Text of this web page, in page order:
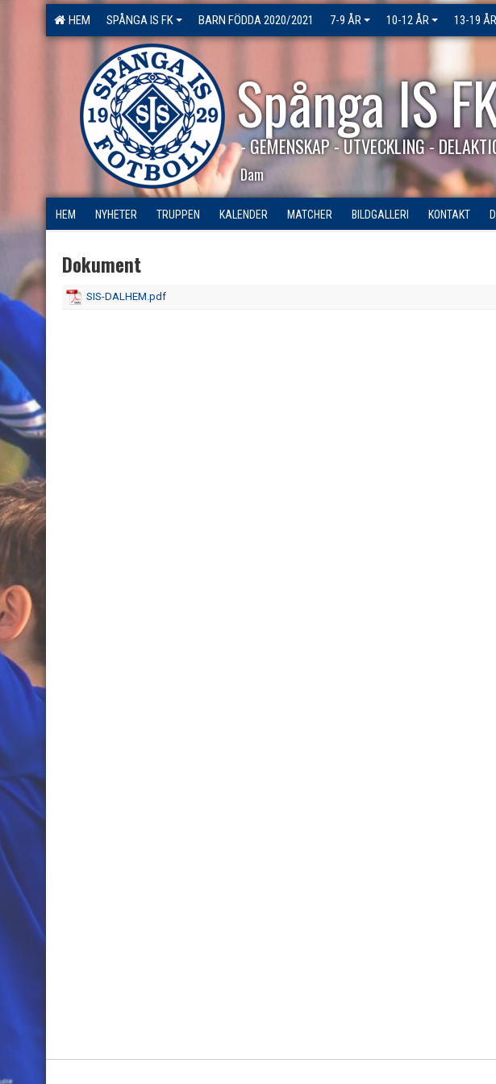
HEM SPÅNGA IS FK BARN FÖDDA 2020/2021 7-9 ÅR 10-12 ÅR 13-19 ÅR
Spånga IS
- GEMENSKAP - UTVECKLING -
Dam
HEM NYHETER TRUPPEN KALENDER MATCHER BILDGALLERI KONTAKT
Dokument
SIS-DALHEM.pdf